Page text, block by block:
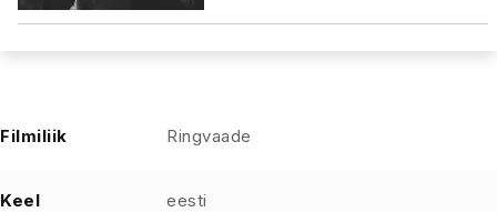
Filmiliik Ringvaade
Keel eesti